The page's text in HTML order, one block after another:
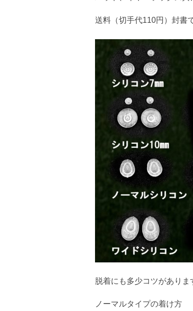
送料（切手代110円）封書
脱着にも多少コツがありま
ノーマルタイプの着け方